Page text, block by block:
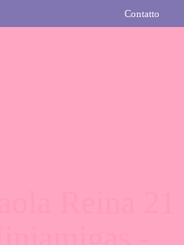
Contatto
-